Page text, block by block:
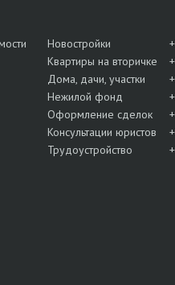
Новостройки
Квартиры на вторичке
Дома, дачи, участки
Нежилой фонд
Оформление сделок
Консультации юристов
Трудоустройство